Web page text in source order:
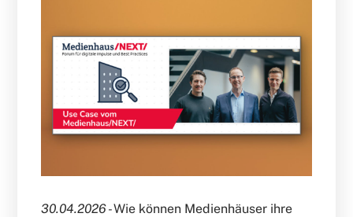
30.04.2026 -Wie können Medienhäuser ihre